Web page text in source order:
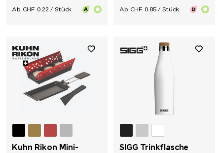
Ab CHF 0.22 / Stück
Ab CHF 0.85 / Stück
Kuhn Rikon Mini-
SIGG Trinkflasche